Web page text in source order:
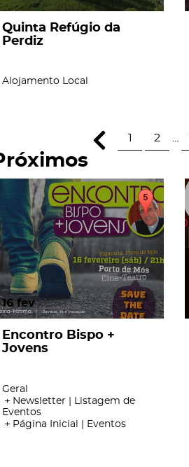
Quinta Refúgio da
Perdiz
Alojamento Local
1 2
16 fev
Encontro Bispo +
Jovens
Geral
Newsletter | Listagem de
Eventos
Página Inicial | Eventos